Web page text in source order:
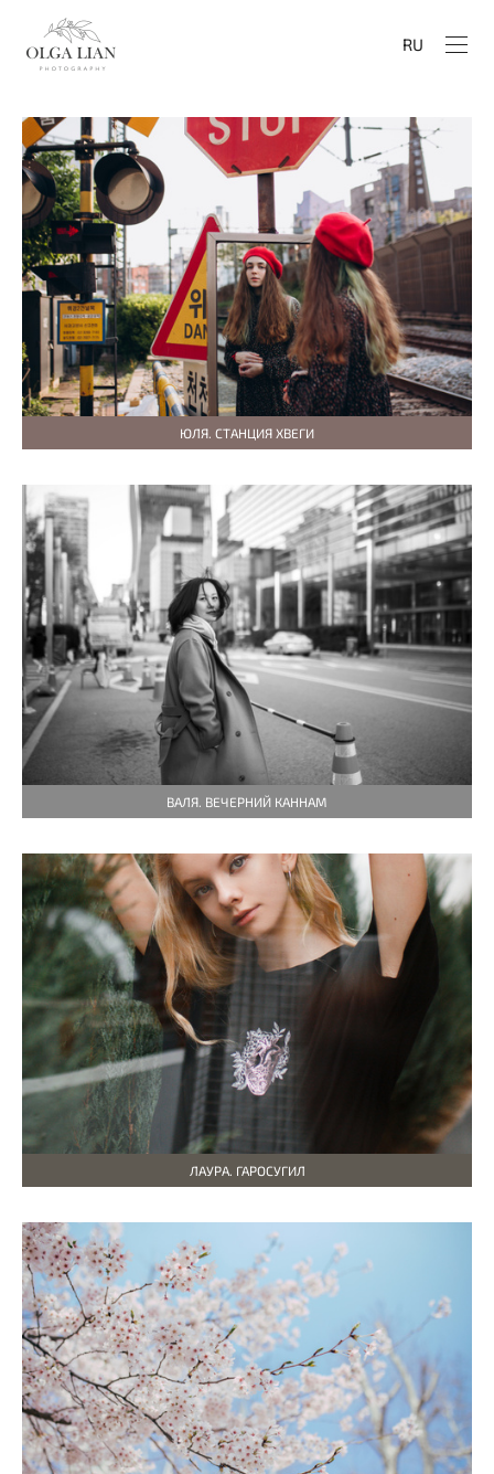
RU
ЮЛЯ. СТАНЦИЯ ХВЕГИ
ВАЛЯ. ВЕЧЕРНИЙ КАННАМ
ЛАУРА. ГАРОСУГИЛ